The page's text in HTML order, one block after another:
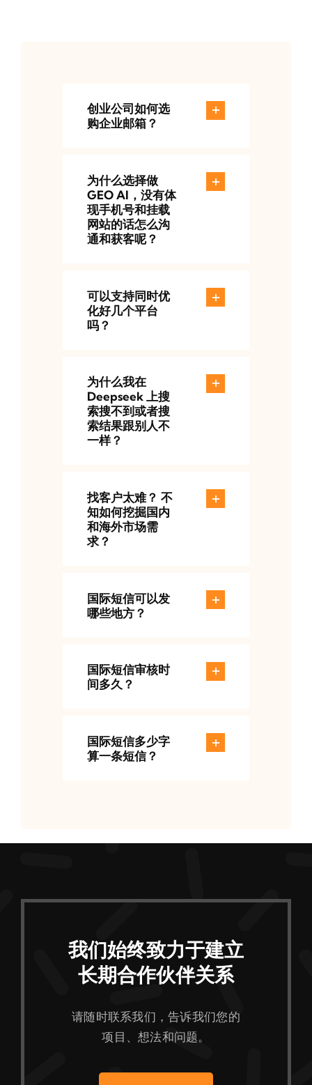
创业公司如何选
购企业邮箱？
为什么选择做
GEO AI，没有体
现手机号和挂载
网站的话怎么沟
通和获客呢？
可以支持同时优
化好几个平台
吗？
为什么我在
Deepseek 上搜
索搜不到或者搜
索结果跟别人不
一样？
找客户太难？ 不
知如何挖掘国内
和海外市场需
求？
国际短信可以发
哪些地方？
国际短信审核时
间多久？
国际短信多少字
算一条短信？
我们始终致力于建立
长期合作伙伴关系
请随时联系我们，告诉我们您的
项目、想法和问题。